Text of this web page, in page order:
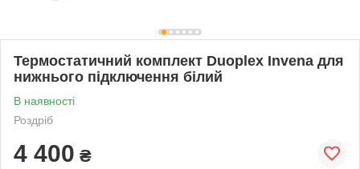
Термостатичний комплект Duoplex Invena для
нижнього підключення білий
В наявності
Роздріб
4 400 ₴